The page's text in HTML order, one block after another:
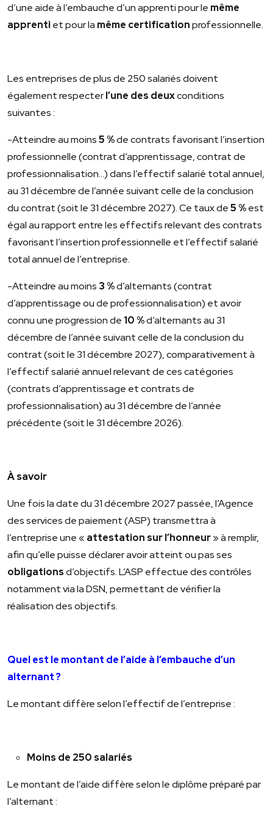
d’une aide à l’embauche d’un apprenti pour le même
apprentiet pour la même certificationprofessionnelle.
Les entreprises de plus de 250 salariés doivent
également respecterl’une des deuxconditions
suivantes :
-Atteindre au moins5 %de contrats favorisant l’insertion
professionnelle (contrat d’apprentissage, contrat de
professionnalisation…) dans l’effectif salarié total annuel,
au 31 décembre de l’année suivant celle de la conclusion
du contrat (soit le 31 décembre 2027). Ce taux de5 %est
égal au rapport entre les effectifs relevant des contrats
favorisant l’insertion professionnelle et l’effectif salarié
total annuel de l’entreprise.
-Atteindre au moins 3 %d’alternants (contrat
d’apprentissage ou de professionnalisation) et avoir
connu une progression de 10 %d’alternants au 31
décembre de l’année suivant celle de la conclusion du
contrat (soit le 31 décembre 2027), comparativement à
l’effectif salarié annuel relevant de ces catégories
(contrats d’apprentissage et contrats de
professionnalisation) au 31 décembre de l’année
précédente (soit le 31 décembre 2026).
À savoir
Une fois la date du 31 décembre 2027 passée, l’Agence
des services de paiement (ASP) transmettra à
l’entreprise une « attestation sur l’honneur» à remplir,
afin qu’elle puisse déclarer avoir atteint ou pas ses
obligationsd’objectifs. L’ASP effectue des contrôles
notamment via la DSN, permettant de vérifier la
réalisation des objectifs.
Quel est le montant de l’aide à l’embauche d’un
alternant ?
Le montant diffère selon l’effectif de l’entreprise :
Moins de 250 salariés
Le montant de l’aide diffère selon le diplôme préparé par
l’alternant :